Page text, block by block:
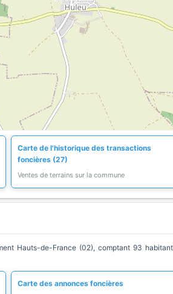
Carte de l'historique des transactions
foncières (27)
Ventes de terrains sur la commune
Hauts-de-France (02), comptant 93
Carte des annonces foncières